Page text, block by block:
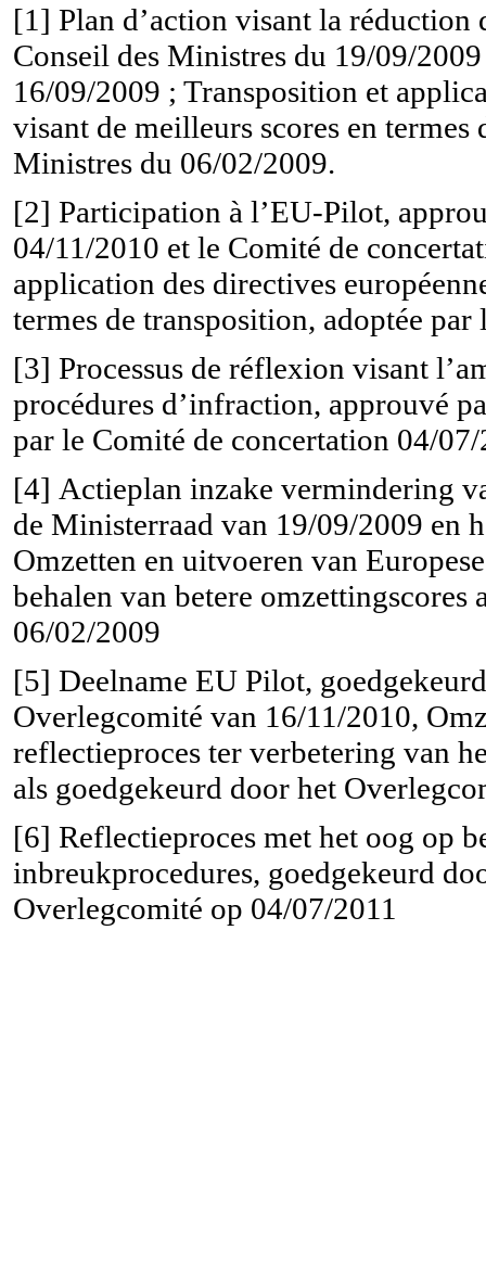
[1] Plan d’action visant la
Conseil des Ministres du 19/09/
16/09/2009 ; Transposition et
visant de meilleurs scores en
Ministres du 06/02/2009.
[2] Participation à l’EU-Pilot,
04/11/2010 et le Comité de
application des directives
termes de transposition, adoptée
[3] Processus de réflexion visant
procédures d’infraction, approuvé
par le Comité de concertation 04/
[4] Actieplan inzake vermindering
de Ministerraad van 19/09/2009 en
Omzetten en uitvoeren van
behalen van betere
06/02/2009
[5] Deelname EU Pilot,
Overlegcomité van 16/11/2010,
reflectieproces ter verbetering van
als goedgekeurd door het
[6] Reflectieproces met het oog op
inbreukprocedures, goedgekeurd
Overlegcomité op 04/07/2011